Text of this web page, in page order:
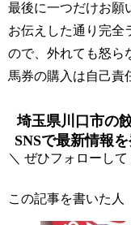
最後に一つだけお願
お伝えした通り完全
ので、外れても怒ら
馬券の購入は自己責
埼玉県川口市の
SNSで最新情報
＼ ぜひフォローして
この記事を書いた人